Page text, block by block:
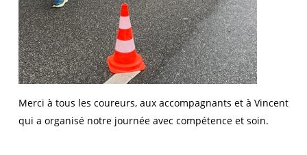
Merci à tous les coureurs, aux accompagnants et à Vincent
qui a organisé notre journée avec compétence et soin.